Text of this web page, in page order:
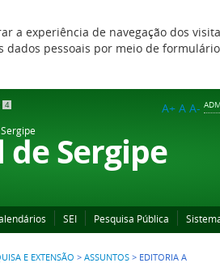
a experiência de navegação dos
dados pessoais por meio de
4 A+ A A-
Sergipe
SEI Pesquisa Pública
E EXTENSÃO > ASSUNTOS > EDITORIA A